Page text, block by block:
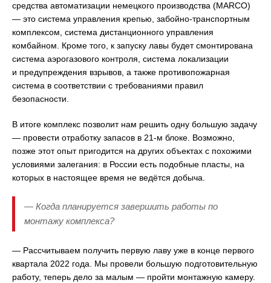
средства автоматизации немецкого производства (MARCO)
— это система управления крепью, забойно-транспортным
комплексом, система дистанционного управления
комбайном. Кроме того, к запуску лавы будет смонтирована
система аэрогазового контроля, система локализации
и предупреждения взрывов, а также противопожарная
система в соответствии с требованиями правил
безопасности.
В итоге комплекс позволит нам решить одну большую задачу
— провести отработку запасов в 21-м блоке. Возможно,
позже этот опыт пригодится на других объектах с похожими
условиями залегания: в России есть подобные пласты, на
которых в настоящее время не ведётся добыча.
— Когда планируется завершить работы по
монтажу комплекса?
— Рассчитываем получить первую лаву уже в конце первого
квартала 2022 года. Мы провели большую подготовительную
работу, теперь дело за малым — пройти монтажную камеру.